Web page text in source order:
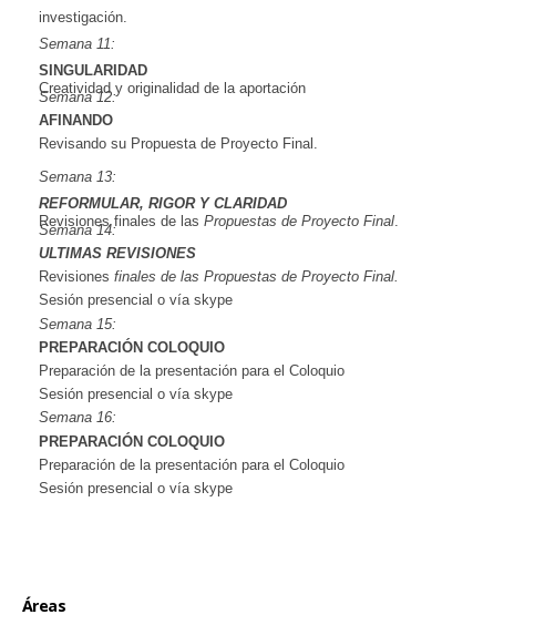
investigación.
Semana 11:
SINGULARIDAD
Creatividad y originalidad de la aportación
Semana 12:
AFINANDO
Revisando su Propuesta de Proyecto Final.
Semana 13:
REFORMULAR, RIGOR Y CLARIDAD
Revisiones finales de las Propuestas de Proyecto Final
Semana 14:
ULTIMAS REVISIONES
Revisiones finales de las Propuestas de Proyecto Final.
Sesión presencial o vía skype
Semana 15:
PREPARACIÓN COLOQUIO
Preparación de la presentación para el Coloquio
Sesión presencial o vía skype
Semana 16:
PREPARACIÓN COLOQUIO
Preparación de la presentación para el Coloquio
Sesión presencial o vía skype
Áreas